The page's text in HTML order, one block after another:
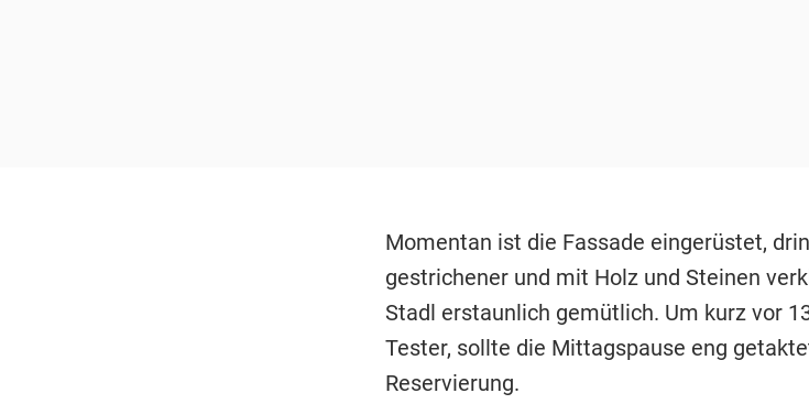
Momentan ist die Fassade eingerüstet,
gestrichener und mit Holz und Steinen
Stadl erstaunlich gemütlich. Um kurz vor
Tester, sollte die Mittagspause eng
Reservierung.